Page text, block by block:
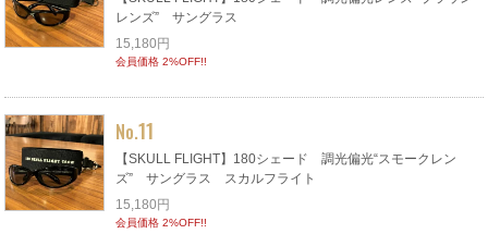
レンズ” サングラス
15,180円
会員価格 2%OFF!!
No.11
【SKULL FLIGHT】180シェード 調光偏光“スモークレン
ズ” サングラス スカルフライト
15,180円
会員価格 2%OFF!!